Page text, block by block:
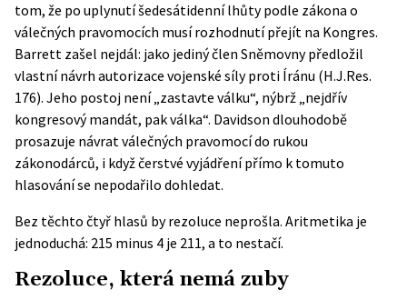
tom, že po uplynutí šedesátidenní lhůty podle zákona o
válečných pravomocích musí rozhodnutí přejít na Kongres.
Barrett zašel nejdál: jako jediný člen Sněmovny předložil
vlastní návrh autorizace vojenské síly proti Íránu (H.J.Res.
176). Jeho postoj není „zastavte válku“, nýbrž „nejdřív
kongresový mandát, pak válka“. Davidson dlouhodobě
prosazuje návrat válečných pravomocí do rukou
zákonodárců, i když čerstvé vyjádření přímo k tomuto
hlasování se nepodařilo dohledat.
Bez těchto čtyř hlasů by rezoluce neprošla. Aritmetika je
jednoduchá: 215 minus 4 je 211, a to nestačí.
Rezoluce, která nemá zuby